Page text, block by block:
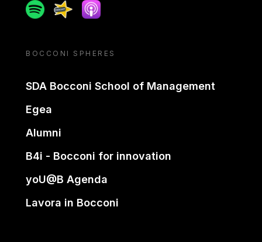
SpotifySpreakerApple podcast
BOCCONI SPHERES
SDA Bocconi School of Management
Egea
Alumni
B4i - Bocconi for innovation
yoU@B Agenda
Lavora in Bocconi